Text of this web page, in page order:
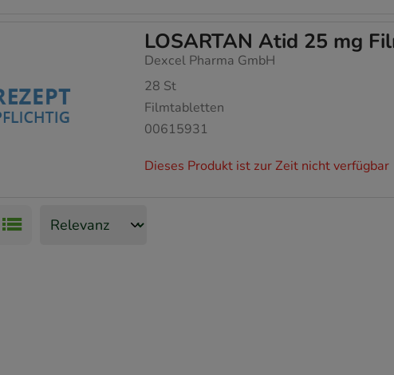
LOSARTAN Atid 25 mg
Dexcel Pharma GmbH
28 St
Filmtabletten
00615931
Dieses Produkt ist zur Zeit nicht verfügbar